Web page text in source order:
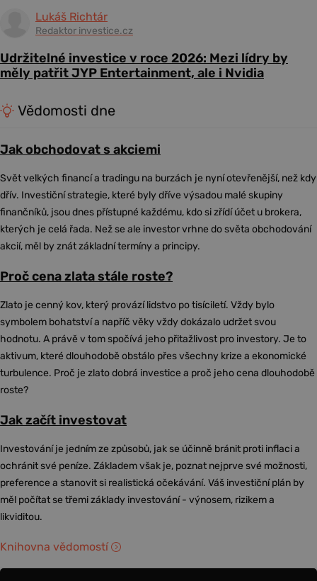
Lukáš Richtár
Redaktor investice.cz
Udržitelné investice v roce 2026: Mezi lídry by
měly patřit JYP Entertainment, ale i Nvidia
Vědomosti dne
Jak obchodovat s akciemi
Svět velkých financí a tradingu na burzách je nyní otevřenější, než kdy
dřív. Investiční strategie, které byly dříve výsadou malé skupiny
finančníků, jsou dnes přístupné každému, kdo si zřídí účet u brokera,
kterých je celá řada. Než se ale investor vrhne do světa obchodování
akcií, měl by znát základní termíny a principy.
Proč cena zlata stále roste?
Zlato je cenný kov, který provází lidstvo po tisíciletí. Vždy bylo
symbolem bohatství a napříč věky vždy dokázalo udržet svou
hodnotu. A právě v tom spočívá jeho přitažlivost pro investory. Je to
aktivum, které dlouhodobě obstálo přes všechny krize a ekonomické
turbulence. Proč je zlato dobrá investice a proč jeho cena dlouhodobě
roste?
Jak začít investovat
Investování je jedním ze způsobů, jak se účinně bránit proti inflaci a
ochránit své peníze. Základem však je, poznat nejprve své možnosti,
preference a stanovit si realistická očekávání. Váš investiční plán by
měl počítat se třemi základy investování - výnosem, rizikem a
likviditou.
Knihovna vědomostí